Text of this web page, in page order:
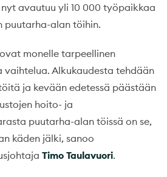
avautuu yli 10 000 työpaikkaa
puutarha-alan töihin.
monelle tarpeellinen
vaihtelua. Alkukaudesta tehdään
ja kevään edetessä päästään
hoito- ja
puutarha-alan töissä on se,
käden jälki, sanoo
Timo Taulavuori.